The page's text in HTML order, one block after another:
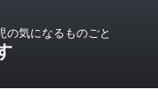
気になるものごと